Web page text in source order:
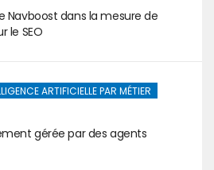
Navboost dans la mesure de
le SEO
ARTIFICIELLE PAR MÉTIER
gérée par des agents